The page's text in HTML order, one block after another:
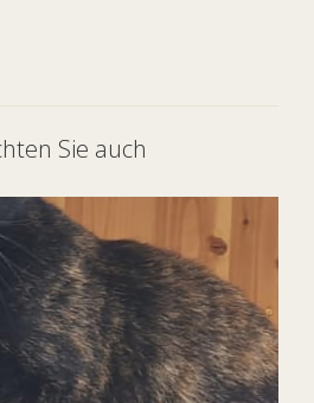
Sie auch